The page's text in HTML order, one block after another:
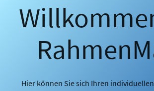
Hier können Sie sich Ihren